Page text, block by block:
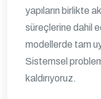
yapıların birlikte
süreçlerine dahil
modellerde tam
Sistemsel
kaldırıyoruz.